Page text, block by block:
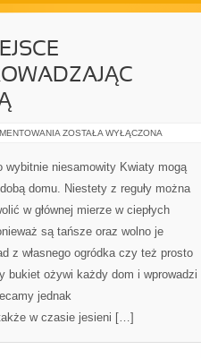
ARANŻUJĄC
ZAMIESZKANIA
LUB
REMONT,
ZOSTAŁA WYŁĄCZONA
wybitnie niesamowity Kwiaty mogą
domu. Niestety z reguły można
w głównej mierze w ciepłych
są tańsze oraz wolno je
z własnego ogródka czy też prosto
bukiet ożywi każdy dom i wprowadzi
jednak
w czasie jesieni […]